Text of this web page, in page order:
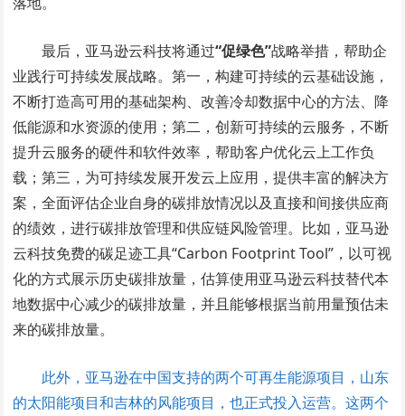
最后，亚马逊云科技将通过“促绿色”战略举措，帮助企
业践行可持续发展战略。第一，构建可持续的云基础设施，
不断打造高可用的基础架构、改善冷却数据中心的方法、降
低能源和水资源的使用；第二，创新可持续的云服务，不断
提升云服务的硬件和软件效率，帮助客户优化云上工作负
载；第三，为可持续发展开发云上应用，提供丰富的解决方
案，全面评估企业自身的碳排放情况以及直接和间接供应商
的绩效，进行碳排放管理和供应链风险管理。比如，亚马逊
云科技免费的碳足迹工具“Carbon Footprint Tool”，以可视
化的方式展示历史碳排放量，估算使用亚马逊云科技替代本
地数据中心减少的碳排放量，并且能够根据当前用量预估未
来的碳排放量。
此外，亚马逊在中国支持的两个可再生能源项目，山东
的太阳能项目和吉林的风能项目，也正式投入运营。这两个